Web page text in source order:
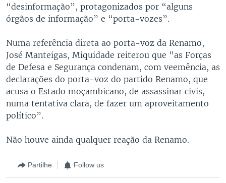
“desinformação”, protagonizados por “alguns
órgãos de informação” e “porta-vozes”.
Numa referência direta ao porta-voz da Renamo,
José Manteigas, Miquidade reiterou que "as Forças
de Defesa e Segurança condenam, com veemência, as
declarações do porta-voz do partido Renamo, que
acusa o Estado moçambicano, de assassinar civis,
numa tentativa clara, de fazer um aproveitamento
político”.
Não houve ainda qualquer reação da Renamo.
Partilhe Follow us